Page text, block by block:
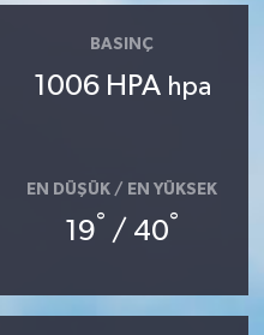
BASINÇ
1006 HPA hpa
EN DÜŞÜK / EN YÜKSEK
19° / 40°